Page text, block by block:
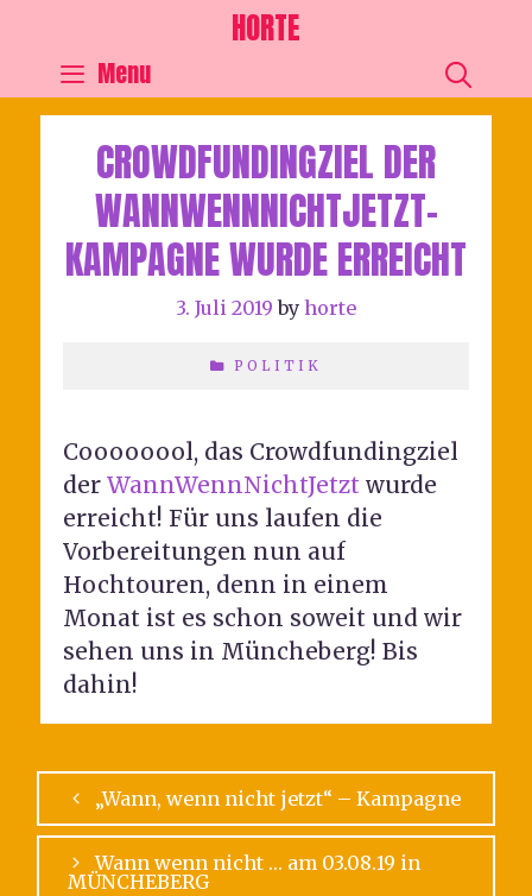
HORTE
Menu
CROWDFUNDINGZIEL DER
WANNWENNNICHTJETZT-
KAMPAGNE WURDE ERREICHT
3. Juli 2019 by horte
POLITIK
Coooooool, das Crowdfundingziel
der WannWennNichtJetzt wurde
erreicht! Für uns laufen die
Vorbereitungen nun auf
Hochtouren, denn in einem
Monat ist es schon soweit und wir
sehen uns in Müncheberg! Bis
dahin!
„Wann, wenn nicht jetzt“ – Kampagne
Wann wenn nicht … am 03.08.19 in
MÜNCHEBERG